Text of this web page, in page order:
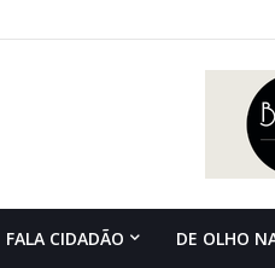
FALA CIDADÃO DE OLHO